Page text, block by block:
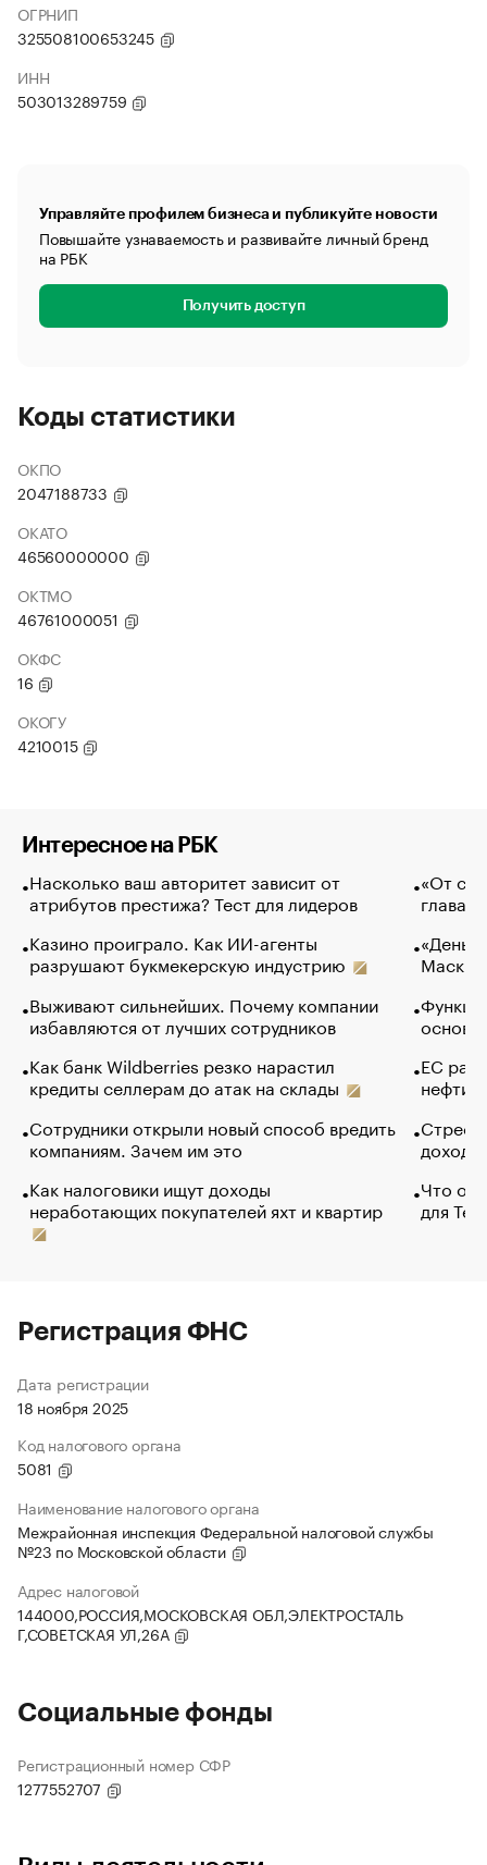
ОГРНИП
325508100653245
ИНН
503013289759
Управляйте профилем бизнеса и публикуйте новости
Повышайте узнаваемость и развивайте личный бренд
на РБК
Получить доступ
Коды статистики
ОКПО
2047188733
ОКАТО
46560000000
ОКТМО
46761000051
ОКФС
16
ОКОГУ
4210015
Интересное на РБК
Насколько ваш авторитет зависит от
атрибутов престижа? Тест для лидеров
Казино проиграло. Как ИИ-агенты
разрушают букмекерскую индустрию
Выживают сильнейших. Почему компании
избавляются от лучших сотрудников
Как банк Wildberries резко нарастил
кредиты селлерам до атак на склады
Сотрудники открыли новый способ вредить
компаниям. Зачем им это
Как налоговики ищут доходы
неработающих покупателей яхт и квартир
«От
глава
Маск в
основ
ЕС
нефти
Что
для
Регистрация ФНС
Дата регистрации
18 ноября 2025
Код налогового органа
5081
Наименование налогового органа
Межрайонная инспекция Федеральной налоговой службы
№23 по Московской области
Адрес налоговой
144000,РОССИЯ,МОСКОВСКАЯ ОБЛ,ЭЛЕКТРОСТАЛЬ
Г,СОВЕТСКАЯ УЛ,26А
Социальные фонды
Регистрационный номер СФР
1277552707